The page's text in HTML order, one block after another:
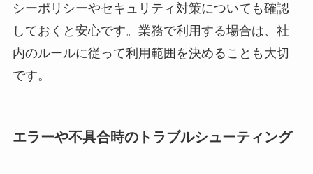
シーポリシーやセキュリティ対策についても確認
しておくと安心です。業務で利用する場合は、社
内のルールに従って利用範囲を決めることも大切
です。
エラーや不具合時のトラブルシューティング